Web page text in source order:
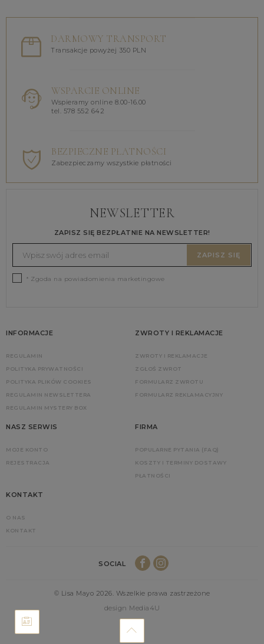
DARMOWY TRANSPORT
Transakcje powyżej 350 PLN
WSPARCIE ONLINE
Wspieramy online 8.00-16.00
tel. 578 552 642
BEZPIECZNE PŁATNOŚCI
Zabezpieczamy wszystkie płatności
NEWSLETTER
ZAPISZ SIĘ BEZPŁATNIE NA NEWSLETTER!
ZAPISZ SIĘ
* Zgoda na powiadomienia marketingowe
INFORMACJE
REGULAMIN
POLITYKA PRYWATNOŚCI
POLITYKA PLIKÓW COOKIES
REGULAMIN NEWSLETTERA
REGULAMIN MYSTERY BOX
ZWROTY I REKLAMACJE
ZWROTY I REKLAMACJE
ZGŁOŚ ZWROT
FORMULARZ ZWROTU
FORMULARZ REKLAMACYJNY
NASZ SERWIS
MOJE KONTO
REJESTRACJA
FIRMA
POPULARNE PYTANIA (FAQ)
KOSZTY I TERMINY DOSTAWY
PŁATNOŚCI
KONTAKT
O NAS
KONTAKT
SOCIAL
© Lisa Mayo 2026. Wszelkie prawa zastrzeżone
design Media4U